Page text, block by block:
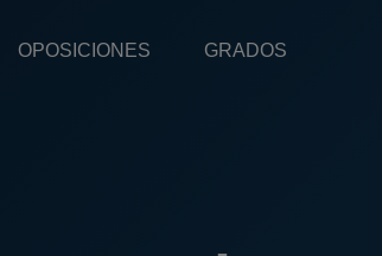
OPOSICIONES GRADOS